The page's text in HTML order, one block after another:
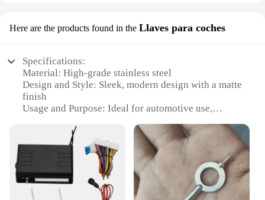
Here are the products found in the Llaves para coches
Specifications:
Material: High-grade stainless steel
Design and Style: Sleek, modern design with a matte
finish
Usage and Purpose: Ideal for automotive use,
Performance and Property: Durable, resistant to
wear and corrosion
Parts and Accessories: Comes as a set, complete
with all necessary components
Applicable People: Suitable for car owners and